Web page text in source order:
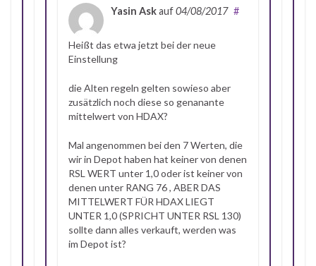
Yasin Askauf04/08/2017 #
Heißt das etwa jetzt bei der neue
Einstellung
die Alten regeln gelten sowieso aber
zusätzlich noch diese so genanante
mittelwert von HDAX?
Mal angenommen bei den 7 Werten, die
wir in Depot haben hat keiner von denen
RSL WERT unter 1,0 oder ist keiner von
denen unter RANG 76 , ABER DAS
MITTELWERT FÜR HDAX LIEGT
UNTER 1,0 (SPRICHT UNTER RSL 130)
sollte dann alles verkauft, werden was
im Depot ist?